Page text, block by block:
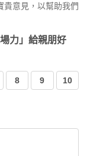
貴意見，以幫助我們
力」給親朋好
8 9 10